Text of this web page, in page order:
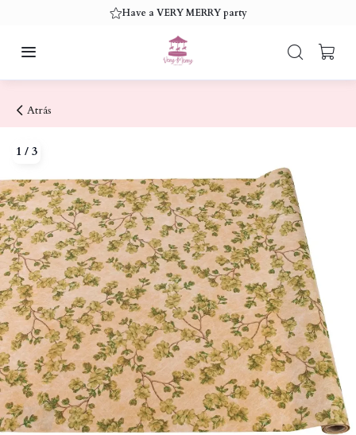
Have a VERY MERRY party
Atrás
1 / 3